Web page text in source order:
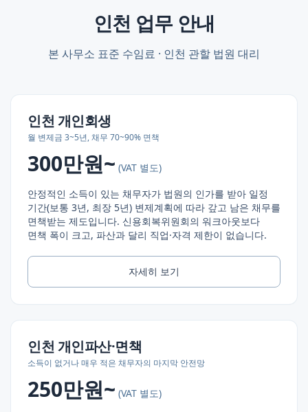
인천 업무 안내
본 사무소 표준 수임료 · 인천 관할 법원 대리
인천 개인회생
월 변제금 3~5년, 채무 70~90% 면책
300만원~ (VAT 별도)
안정적인 소득이 있는 채무자가 법원의 인가를 받아 일정
기간(보통 3년, 최장 5년) 변제계획에 따라 갚고 남은 채무를
면책받는 제도입니다. 신용회복위원회의 워크아웃보다
면책 폭이 크고, 파산과 달리 직업·자격 제한이 없습니다.
자세히 보기
인천 개인파산·면책
소득이 없거나 매우 적은 채무자의 마지막 안전망
250만원~ (VAT 별도)